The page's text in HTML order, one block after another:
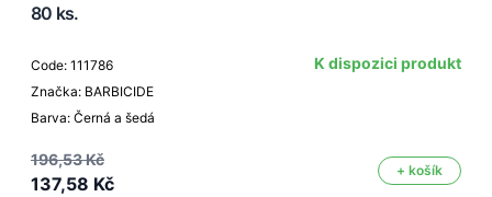
80 ks.
Code: 111786
Značka: BARBICIDE
Barva: Černá a šedá
K dispozici produkt
196,53 Kč
137,58 Kč
+ košík